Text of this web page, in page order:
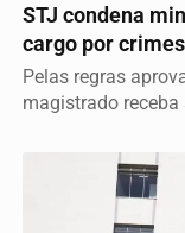
STJ condena
cargo por
Pelas regras
magistrado